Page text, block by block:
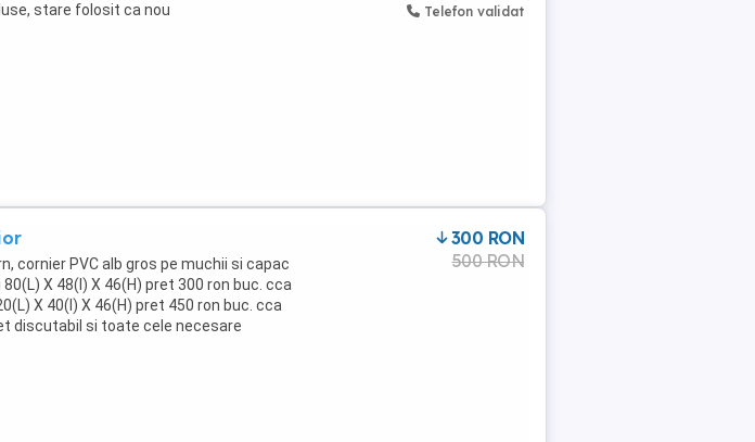
stare folosit ca nou
Telefon validat
cornier PVC alb gros pe muchii si capac
X 48(l) X 46(H) pret 300 ron buc. cca
X 40(l) X 46(H) pret 450 ron buc. cca
discutabil si toate cele necesare
300 RON
500 RON